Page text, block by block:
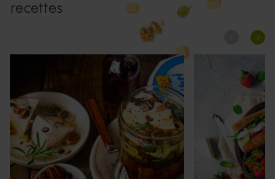
recettes